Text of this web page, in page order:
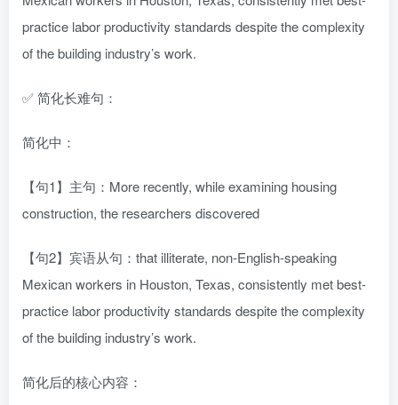
practice labor productivity standards despite the complexity
of the building industry’s work.
✅ 简化长难句：
简化中：
【句1】主句：More recently, while examining housing
construction, the researchers discovered
【句2】宾语从句：that illiterate, non-English-speaking
Mexican workers in Houston, Texas, consistently met best-
practice labor productivity standards despite the complexity
of the building industry’s work.
简化后的核心内容：